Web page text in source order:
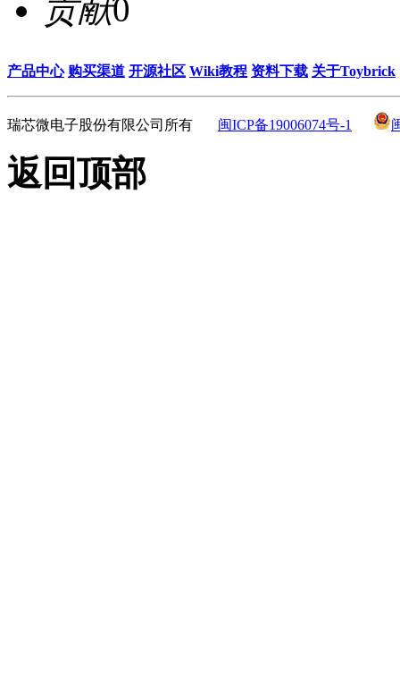
贡献0
产品中心 购买渠道 开源社区 Wiki教程 资料下载 关于Toybrick
瑞芯微电子股份有限公司所有 闽ICP备19006074号-1
返回顶部